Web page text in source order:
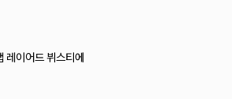
로셰 뷔스티에